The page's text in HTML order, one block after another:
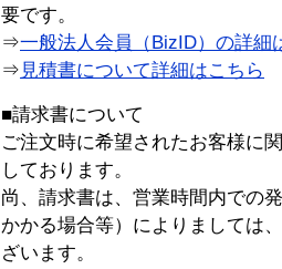
要です。
⇒一般法人会員（BizID）の詳細
⇒ 見積書について詳細はこちら
■請求書について
ご注文時に希望されたお客様に
しております。
尚、請求書は、営業時間内での
かかる場合等）によりましては
ざいます。